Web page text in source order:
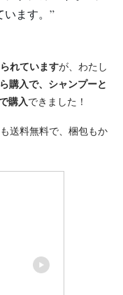
います。”
れていますが、わたし
購入で、シャンプーと
購入できました！
送料無料で、梱包もか